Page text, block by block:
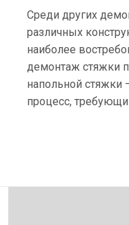
Среди других
различных
наиболее
демонтаж стяжки
напольной стяжки
процесс,